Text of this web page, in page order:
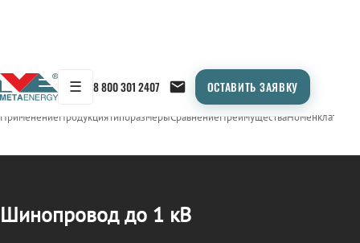
☰ 8 800 301 2407 ОСТАВИТЬ ЗАЯВКУ
← Продукция/ШИНОПРОВОД
ПрименениеПродукцияТипоразмерыСравнениеПреимуществаНоменклатура
Шинопровод до 1 кВ